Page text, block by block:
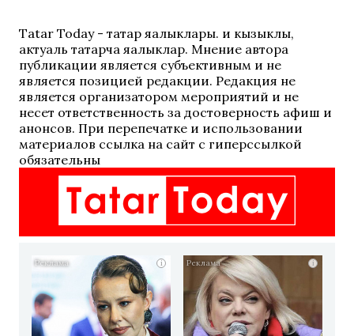
Tatar Today - татар яңалыклары. иң кызыклы,
актуаль татарча яңалыклар. Мнение автора
публикации является субъективным и не
является позицией редакции. Редакция не
является организатором мероприятий и не
несет ответственность за достоверность афиш и
анонсов. При перепечатке и использовании
материалов ссылка на сайт с гиперссылкой
обязательны
i i